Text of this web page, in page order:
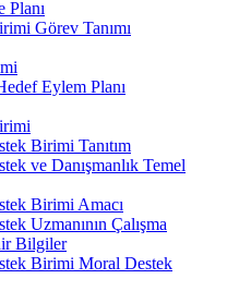
Planı
Görev Tanımı
Eylem Planı
Birimi Tanıtım
ve Danışmanlık Temel
Birimi Amacı
Uzmanının Çalışma
Bilgiler
Birimi Moral Destek